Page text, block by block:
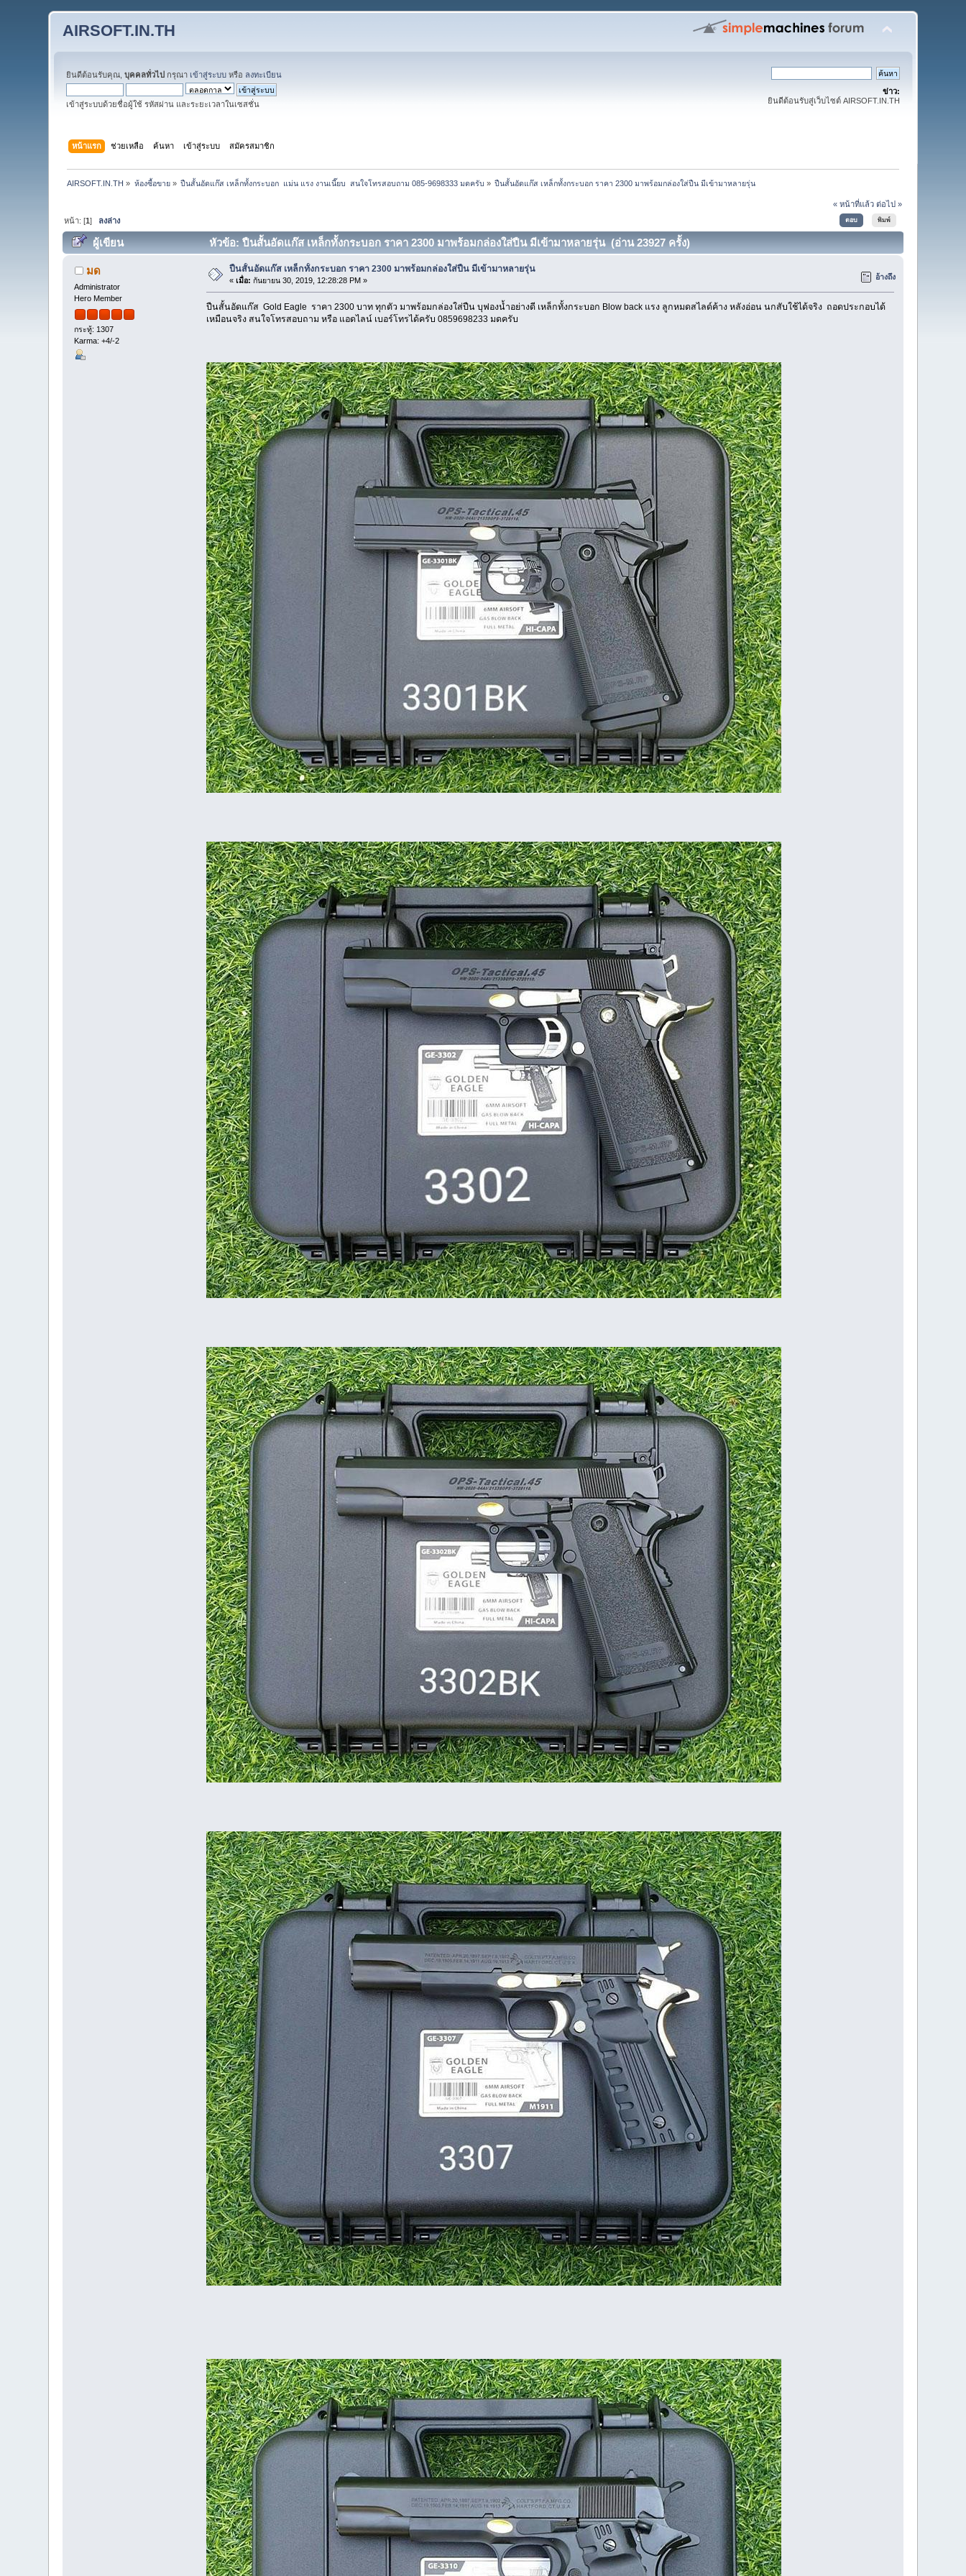
AIRSOFT.IN.TH
ยินดีต้อนรับคุณ,บุคคลทั่วไป กรุณา เข้าสู่ระบบ หรือ ลงทะเบียน
เข้าสู่ระบบด้วยชื่อผู้ใช้ รหัสผ่าน และระยะเวลาในเซสชั่น
ข่าว:
ยินดีต้อนรับสู่เว็บไซต์ AIRSOFT.IN.TH
หน้าแรก ช่วยเหลือ ค้นหา เข้าสู่ระบบ สมัครสมาชิก
AIRSOFT.IN.TH » ห้องซื้อขาย» ปืนสั้นอัดแก๊ส เหล็กทั้งกระบอก  แม่น แรง งานเนี๊ยบ  สนใจโทรสอบถาม 085-9698333 มดครับ » ปืนสั้นอัดแก๊ส เหล็กทั้งกระบอก ราคา 2300 มาพร้อมกล่องใส่ปืน มีเข้ามาหลายรุ่น
« หน้าที่แล้ว ต่อไป »
ตอบ พิมพ์
หน้า: [1] ลงล่าง
ผู้เขียน หัวข้อ: ปืนสั้นอัดแก๊ส เหล็กทั้งกระบอก ราคา 2300 มาพร้อมกล่องใส่ปืน มีเข้ามาหลายรุ่น (อ่าน 23927 ครั้ง)
มด
Administrator
Hero Member
กระทู้: 1307
Karma: +4/-2
ปืนสั้นอัดแก๊ส เหล็กทั้งกระบอก ราคา 2300 มาพร้อมกล่องใส่ปืน มีเข้ามาหลายรุ่น
«เมื่อ: กันยายน 30, 2019, 12:28:28 PM » อ้างถึง
ปืนสั้นอัดแก๊ส Gold Eagle ราคา 2300 บาท ทุกตัว มาพร้อมกล่องใส่ปืน บุฟองน้ำอย่างดี เหล็กทั้งกระบอก Blow back แรง ลูกหมดสไลด์ค้าง หลังอ่อน นกสับใช้ได้จริง ถอดประกอบได้
เหมือนจริง สนใจโทรสอบถาม หรือ แอดไลน์ เบอร์โทรได้ครับ 0859698233 มดครับ